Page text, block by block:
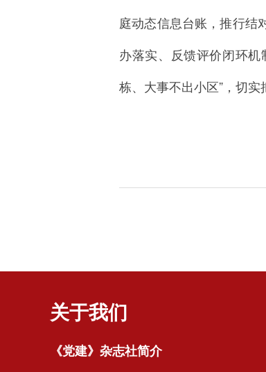
庭动态信息台账，推行结
办落实、反馈评价闭环
栋、大事不出小区”，切实
关于我们
《党建》杂志社简介